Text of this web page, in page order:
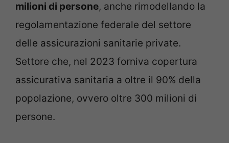
milioni di persone, anche rimodellando la
regolamentazione federale del settore
delle assicurazioni sanitarie private.
Settore che, nel 2023 forniva copertura
assicurativa sanitaria a oltre il 90% della
popolazione, ovvero oltre 300 milioni di
persone.